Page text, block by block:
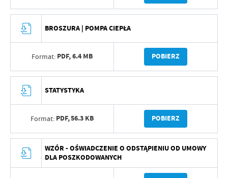
BROSZURA | POMPA CIEPŁA
Format: PDF,6.4 MB POBIERZ
STATYSTYKA
Format: PDF,56.3 KB POBIERZ
WZÓR - OŚWIADCZENIE O ODSTĄPIENIU OD UMOWY
DLA POSZKODOWANYCH